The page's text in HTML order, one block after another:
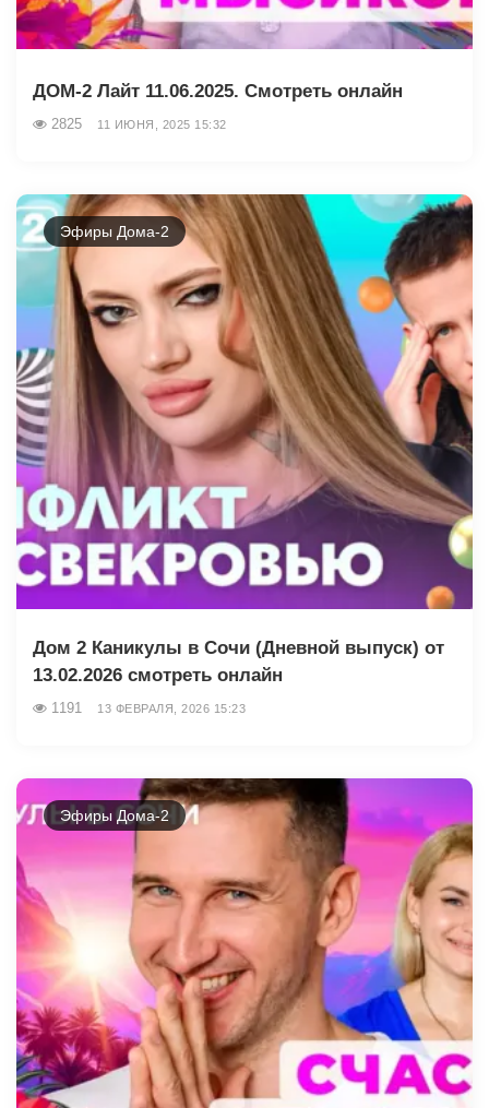
ДОМ-2 Лайт 11.06.2025. Смотреть онлайн
2825 11 ИЮНЯ, 2025 15:32
Эфиры Дома-2
Дом 2 Каникулы в Сочи (Дневной выпуск) от
13.02.2026 смотреть онлайн
1191 13 ФЕВРАЛЯ, 2026 15:23
Эфиры Дома-2